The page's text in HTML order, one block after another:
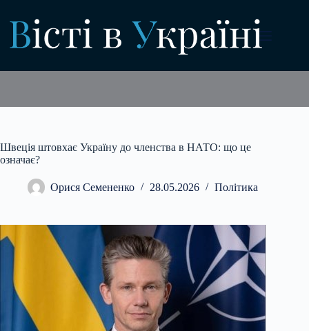
вмісту
Швеція штовхає Україну до членства в НАТО: що це
означає?
Орися Семененко 28.05.2026 Політика